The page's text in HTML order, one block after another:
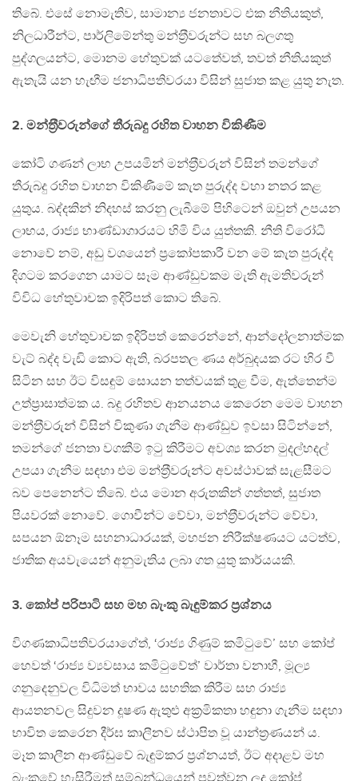
තිබේ. එසේ නොමැතිව, සාමාන්‍ය ජනතාවට එක නීතියකුත්,
නිලධාරීන්ට, පාර්ලිමේන්තු මන්ත‍්‍රීවරුන්ට සහ බලගතු
පුද්ගලයන්ට, මොනම හේතුවක් යටතේවත්, තවත් නීතියකුත්
ඇතැයි යන හැඟීම ජනාධිපතිවරයා විසින් සුජාත කළ යුතු නැත.
2. මන්ත‍්‍රීවරුන්ගේ තීරුබදු රහිත වාහන විකිණීම
කෝටි ගණන් ලාභ උපයමින් මන්ත‍්‍රීවරුන් විසින් තමන්ගේ
තීරුබදු රහිත වාහන විකිණීමේ කැත පුරුද්ද වහා නතර කළ
යුතුය. බද්දකින් නිදහස් කරනු ලැබීමේ පිහිටෙන් ඔවුන් උපයන
ලාභය, රාජ්‍ය භාණ්ඩාගාරයට හිමි විය යුත්තකි. නීති විරෝධී
නොවේ නම්, අඩු වශයෙන් ප‍්‍රකෝපකාරී වන මේ කැත පුරුද්ද
දිගටම කරගෙන යාමට සෑම ආණ්ඩුවකම මැති ඇමතිවරුන්
විවිධ හේතුවාචක ඉදිරිපත් කොට තිබේ.
මෙවැනි හේතුවාචක ඉදිරිපත් කෙරෙන්නේ, ආන්දෝලනාත්මක
වැට් බද්ද වැඩි කොට ඇති, බරපතල ණය අර්බුදයක රට හිර වී
සිටින සහ ඊට විසඳුම් සොයන තත්වයක් තුළ වීම, ඇත්තෙන්ම
උත්ප‍්‍රාසාත්මක ය. බදු රහිතව ආනයනය කෙරෙන මෙම වාහන
මන්ත‍්‍රීවරුන් විසින් විකුණා ගැනීම ආණ්ඩුව ඉවසා සිටින්නේ,
තමන්ගේ ජනතා වගකීම් ඉටු කිරීමට අවශ්‍ය කරන මුදල්හදල්
උපයා ගැනීම සඳහා එම මන්ත‍්‍රීවරුන්ට අවස්ථාවක් සැළසීමට
බව පෙනෙන්ට තිබේ. එය මොන අරුතකින් ගත්තත්, සුජාත
පියවරක් නොවේ. ගොවීන්ට වේවා, මන්ත‍්‍රීවරුන්ට වේවා,
සපයන ඕනෑම සහනාධාරයක්, මහජන නිරීක්ෂණයට යටත්ව,
ජාතික අයවැයෙන් අනුමැතිය ලබා ගත යුතු කාර්යයකි.
3. කෝප් පරිපාටි සහ මහ බැංකු බැඳුම්කර ප‍්‍රශ්නය
විගණකාධිපතිවරයාගේත්, ‘රාජ්‍ය ගිණුම් කමිටුවේ’ සහ කෝප්
හෙවත් ‘රාජ්‍ය ව්‍යවසාය කමිටුවේත්’ වාර්තා වනාහී, මූල්‍ය
ගනුදෙනුවල විධිමත් භාවය සහතික කිරීම සහ රාජ්‍ය
ආයතනවල සිදුවන දූෂණ ඇතුළු අක‍්‍රමිකතා හඳුනා ගැනීම සඳහා
භාවිත කෙරෙන දීර්ඝ කාලීනව ස්ථාපිත වූ යාන්ත‍්‍රණයන් ය.
මෑත කාලීන ආණ්ඩුවේ බැඳුම්කර ප‍්‍රශ්නයත්, ඊට අදාළව මහ
බැංකුවේ හැසිරීමත් සම්බන්ධයෙන් පවත්වන ලද කෝප්